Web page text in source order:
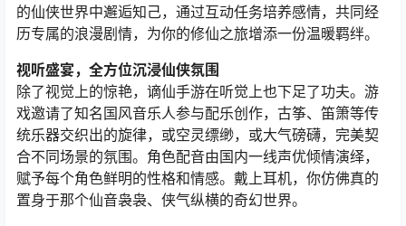
的仙侠世界中邂逅知己，通过互动任务培养感情，共同经
历专属的浪漫剧情，为你的修仙之旅增添一份温暖羁绊。
视听盛宴，全方位沉浸仙侠氛围
除了视觉上的惊艳，谪仙手游在听觉上也下足了功夫。游
戏邀请了知名国风音乐人参与配乐创作，古筝、笛箫等传
统乐器交织出的旋律，或空灵缥缈，或大气磅礴，完美契
合不同场景的氛围。角色配音由国内一线声优倾情演绎，
赋予每个角色鲜明的性格和情感。戴上耳机，你仿佛真的
置身于那个仙音袅袅、侠气纵横的奇幻世界。